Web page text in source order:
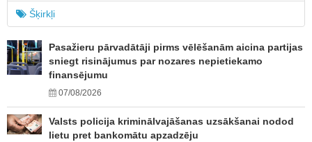
Šķirkļi
Pasažieru pārvadātāji pirms vēlēšanām aicina partijas
sniegt risinājumus par nozares nepietiekamo
finansējumu
07/08/2026
Valsts policija kriminālvajāšanas uzsākšanai nodod
lietu pret bankomātu apzadzēju